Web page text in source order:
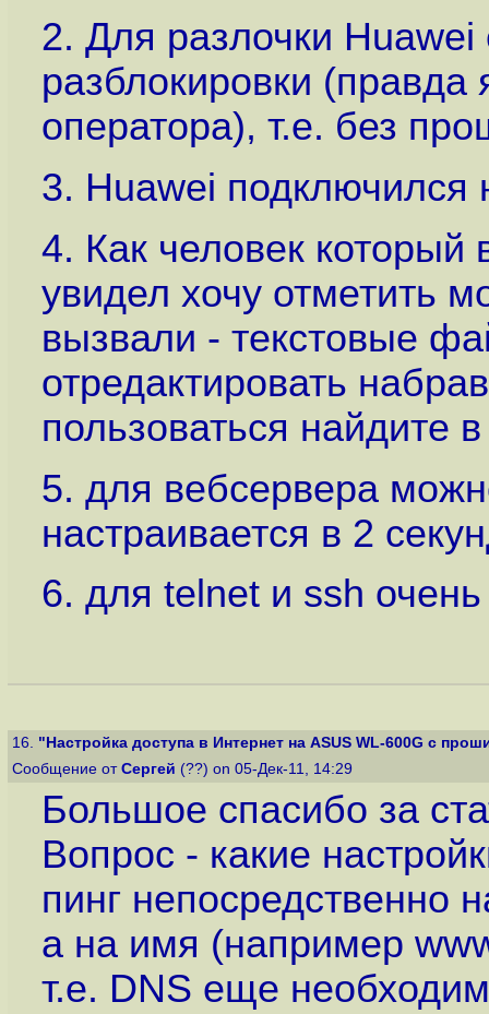
2. Для разлочки Huawei
разблокировки
оператора), т.е. без
3. Huawei подключился
4. Как человек
увидел хочу отметить
вызвали - текстовые
отредактировать
пользоваться найдите
5. для вебсервера
настраивается в 2
6. для telnet и ssh
16. "Настройка доступа в Интернет на ASUS WL-600G с
Сообщение от Сергей (??) on 05-Дек-11, 14:29
Большое спасибо за
Вопрос - какие
пинг непосредственно
а на имя (например
т.е. DNS еще